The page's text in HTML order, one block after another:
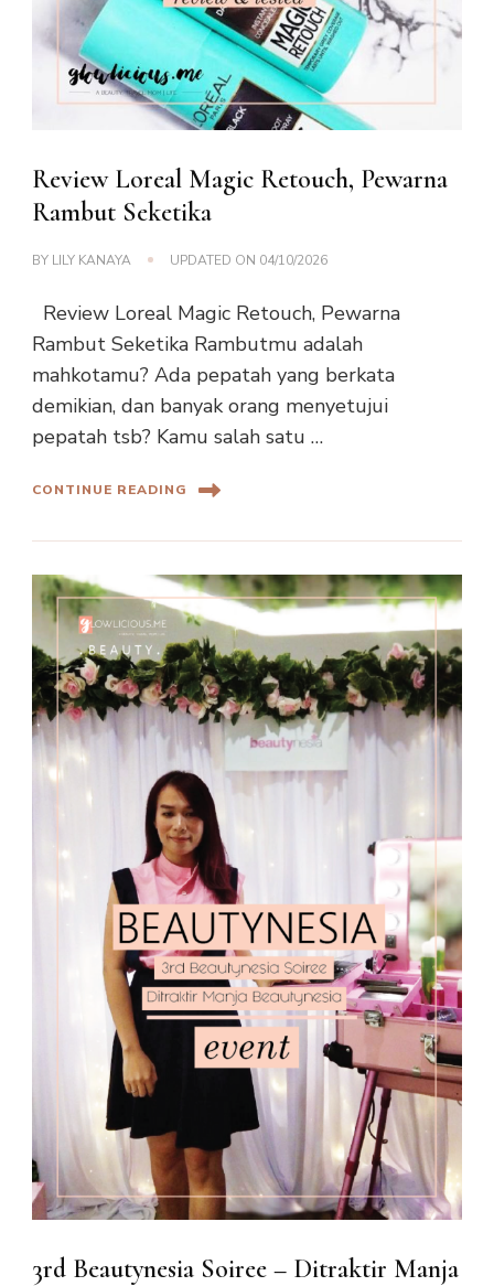
Review Loreal Magic Retouch, Pewarna
Rambut Seketika
BY LILY KANAYA UPDATED ON 04/10/2026
Review Loreal Magic Retouch, Pewarna
Rambut Seketika Rambutmu adalah
mahkotamu? Ada pepatah yang berkata
demikian, dan banyak orang menyetujui
pepatah tsb? Kamu salah satu …
CONTINUE READING
3rd Beautynesia Soiree – Ditraktir Manja